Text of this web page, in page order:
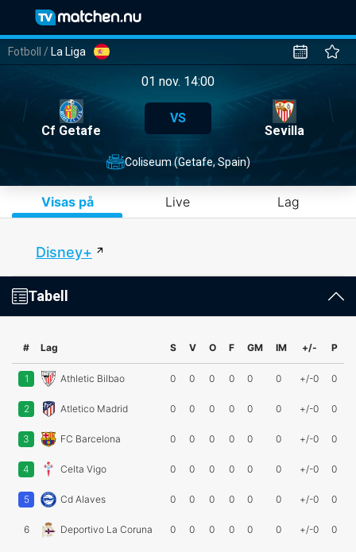
Fotboll / La Liga
01 nov. 14:00
Cf Getafe
VS
Sevilla
Coliseum (Getafe, Spain)
Visas på Live Lag
Disney+
Tabell
# Lag S V O F GM IM +/- P
1 Athletic Bilbao 0 0 0 0 0 0 +/-0 0
2 Atletico Madrid 0 0 0 0 0 0 +/-0 0
3 FC Barcelona 0 0 0 0 0 0 +/-0 0
4 Celta Vigo 0 0 0 0 0 0 +/-0 0
5 Cd Alaves 0 0 0 0 0 0 +/-0 0
6 Deportivo La Coruna 0 0 0 0 0 0 +/-0 0